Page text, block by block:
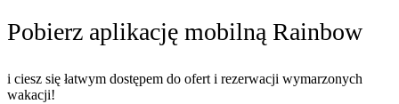
Pobierz aplikację mobilną Rainbow
i ciesz się łatwym dostępem do ofert i rezerwacji wymarzonych
wakacji!